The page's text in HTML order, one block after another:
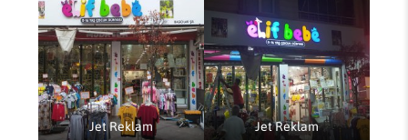
Jet Reklam Jet Reklam